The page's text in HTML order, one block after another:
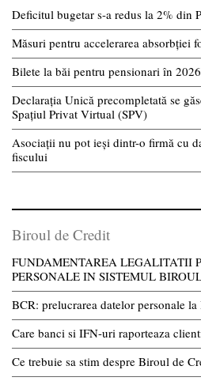
Deficitul bugetar s-a redus la 2% din
Măsuri pentru accelerarea absorbției
Bilete la băi pentru pensionari în 2026
Declarația Unică precompletată se
Spațiul Privat Virtual (SPV)
Asociații nu pot ieși dintr-o firmă cu
fiscului
Biroul de Credit
FUNDAMENTAREA LEGALITATII
PERSONALE IN SISTEMUL
BCR: prelucrarea datelor personale
Care banci si IFN-uri raporteaza
Ce trebuie sa stim despre Biroul de